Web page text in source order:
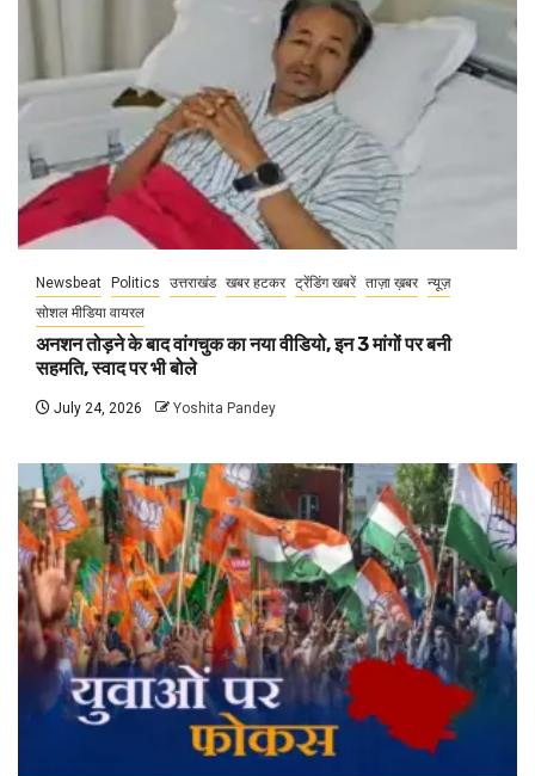
Newsbeat Politics उत्तराखंड खबर हटकर ट्रेंडिंग खबरें ताज़ा ख़बर न्यूज़
सोशल मीडिया वायरल
अनशन तोड़ने के बाद वांगचुक का नया वीडियो, इन 3 मांगों पर बनी
सहमति, स्वाद पर भी बोले
July 24, 2026 Yoshita Pandey